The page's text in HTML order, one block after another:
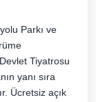
Parkı ve
Tiyatrosu
yanı sıra
Ücretsiz açık